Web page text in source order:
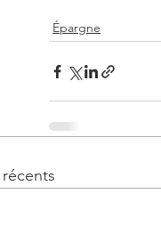
Épargne